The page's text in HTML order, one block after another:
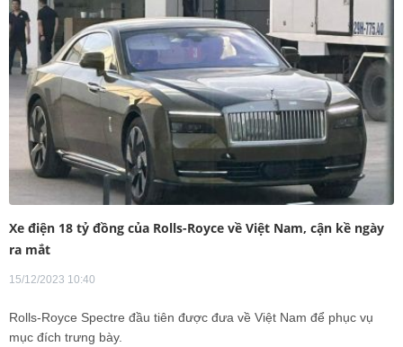
Xe điện 18 tỷ đồng của Rolls-Royce về Việt Nam, cận kề ngày
ra mắt
15/12/2023 10:40
Rolls-Royce Spectre đầu tiên được đưa về Việt Nam để phục vụ
mục đích trưng bày.